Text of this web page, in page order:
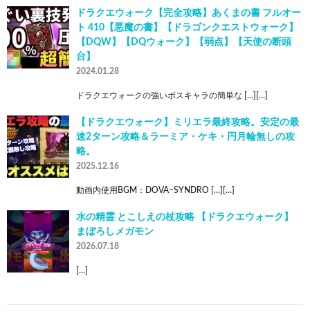
ドラクエウォーク【完全攻略】あくまの書 フルオー
ト 410【悪魔の書】【ドラゴンクエストウォーク】
【DQW】【DQウォーク】【弱点】【天使の断頭
台】
2024.01.28
ドラクエウォークの強いボスキャラの簡単な […][…]
【ドラクエウォーク】ミリエラ最終攻略。安定の最
速2ターン攻略＆ラーミア・ケキ・円月輪無しの攻
略。
2025.12.16
動画内使用BGM：DOVA–SYNDRO […][…]
水の精霊 とこしえの杖攻略 【ドラクエウォーク】
まぼろしメガモン
2026.07.18
[…]